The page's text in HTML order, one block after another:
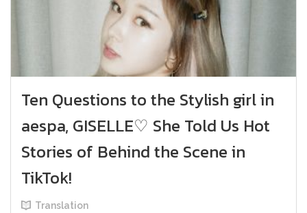
Ten Questions to the Stylish girl in
aespa, GISELLE♡ She Told Us Hot
Stories of Behind the Scene in
TikTok!
Translation